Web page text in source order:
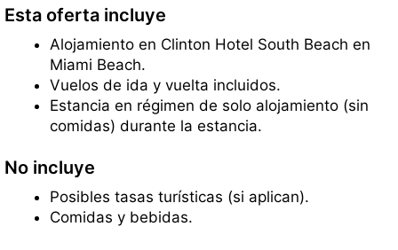
Esta oferta incluye
Alojamiento en Clinton Hotel South Beach en
Miami Beach.
Vuelos de ida y vuelta incluidos.
Estancia en régimen de solo alojamiento (sin
comidas) durante la estancia.
No incluye
Posibles tasas turísticas (si aplican).
Comidas y bebidas.